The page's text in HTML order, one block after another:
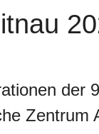
der
Zentrum